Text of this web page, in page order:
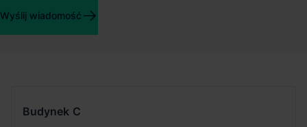
ciężarowych.
Budynek C
Wyślij wiadomość